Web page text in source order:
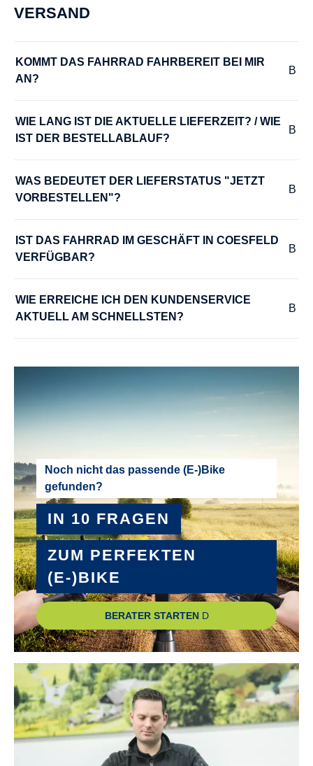
Drehgriffschalter mit Gang-Anzeige
Kettenschaltung
SONSTIGES :
zulässiges Gesamtgewicht 60kg, Seitenständer,
VORBAU :
leichter Ahead-Vorbau
Technische Ausstattungsänderungen und Irrtümer
VERSAND
KOMMT DAS FAHRRAD FAHRBEREIT BEI MIR
AN?
WIE LANG IST DIE AKTUELLE LIEFERZEIT? / WIE
IST DER BESTELLABLAUF?
WAS BEDEUTET DER LIEFERSTATUS "JETZT
VORBESTELLEN"?
IST DAS FAHRRAD IM GESCHÄFT IN COESFELD
VERFÜGBAR?
WIE ERREICHE ICH DEN KUNDENSERVICE
AKTUELL AM SCHNELLSTEN?
Noch nicht das passende (E-)Bike
gefunden?
IN 10 FRAGEN
ZUM PERFEKTEN
(E-)BIKE
BERATER STARTEN